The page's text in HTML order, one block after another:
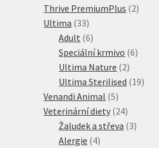
produktů
Thrive PremiumPlus 22
Ultima 3333
produktů
Adult 66
produktů
Speciální krmivo 66
Ultima Nature 22
produkty
Ultima Sterilised 1919
Venandi Animal 55
produktů
Veterinární diety 2424
produktů
Žaludek a střeva 33
Alergie 44